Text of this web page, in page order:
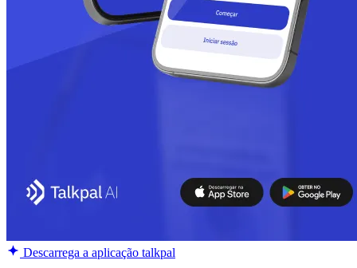
Descarrega a aplicação talkpal